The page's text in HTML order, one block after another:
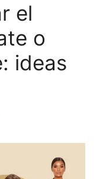
el
o
ideas